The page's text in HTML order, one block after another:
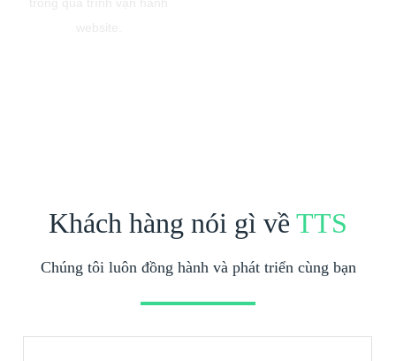
Khách hàng nói gì về TTS
Chúng tôi luôn đồng hành và phát triển cùng bạn